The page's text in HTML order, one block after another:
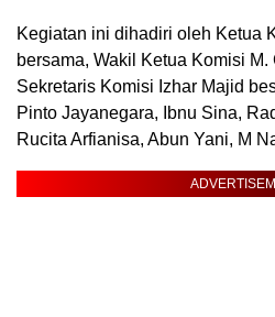
‎Kegiatan ini dihadiri oleh Ketua
bersama, Wakil Ketua Komisi
Sekretaris Komisi Izhar Majid
Pinto Jayanegara, Ibnu Sina,
Rucita Arfianisa, Abun Yani, M